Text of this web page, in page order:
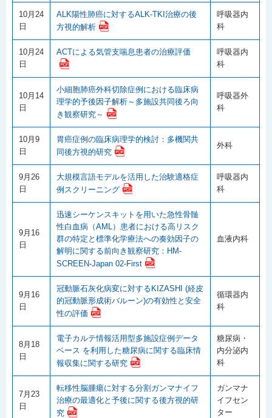
10月24
日
ALK陽性肺癌に対するALK-TKI治療の後
方視的解析
呼吸器内
科
10月24
日
ACTによる気管支喘息患者の治療評価
呼吸器内
科
10月14
日
小細胞肺癌外科切除症例における臨床病
理学的予後因子解析～多施設共同後ろ向
き観察研究～
呼吸器外
科
10月9
日
胃癌症例の臨床病理学的検討：多機関共
同後方視的研究
外科
9月26
日
大規模言語モデルを活用した治験適格症
例スクリーニング
呼吸器内
科
9月16
日
迅速シーケンスキットを用いた急性骨髄
性白血病（AML）患者における高リスク
群の特定と標準化学療法への奏効因子の
解明に関する前向き観察研究：HM-
SCREEN-Japan 02-First
血液内科
9月16
日
冠動脈石灰化病変に対するKIZASHI (経皮
的冠動脈形成術バルーン)の有効性と安全
性の評価
循環器内
科
8月18
日
電子カルテ情報活用型多施設症例データ
ベース を利用した糖尿病に関する臨床情
報収集に関する研究
糖尿病・
内分泌内
科
7月23
日
転移性脳腫瘍に対する分割ガンマナイフ
治療の最適化と予後に関する後方視的研
究
ガンマナ
イフセン
ター